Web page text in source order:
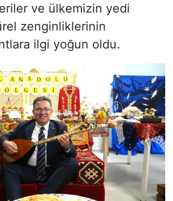
ve ülkemizin yedi
zenginliklerinin
ilgi yoğun oldu.